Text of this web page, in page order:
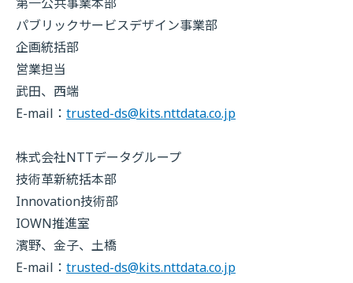
第一公共事業本部
パブリックサービスデザイン事業部
企画統括部
営業担当
武田、西端
E-mail： trusted-ds@kits.nttdata.co.jp
株式会社NTTデータグループ
技術革新統括本部
Innovation技術部
IOWN推進室
濱野、金子、土橋
E-mail： trusted-ds@kits.nttdata.co.jp